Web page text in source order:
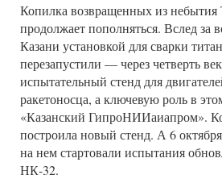
Копилка возвращенных из небытия
продолжает пополняться. Вслед за
Казани установкой для сварки
перезапустили — через четверть
испытательный стенд для
ракетоносца, а ключевую роль в
«Казанский ГипроНИИаиапром».
построила новый стенд. А 6
на нем стартовали испытания
НК-32.